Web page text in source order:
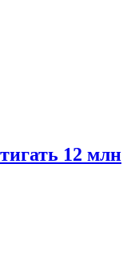
12 млн